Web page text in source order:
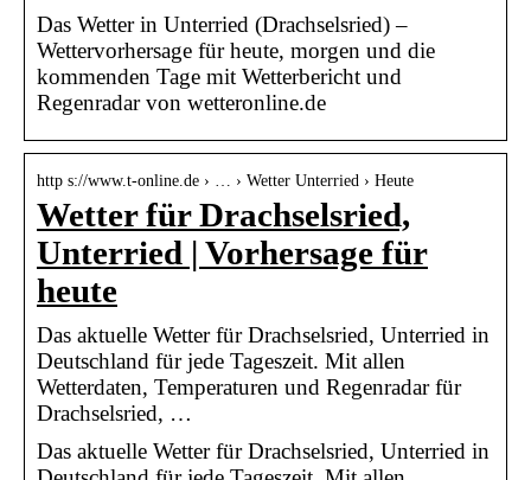
Das Wetter in Unterried (Drachselsried) –
Wettervorhersage für heute, morgen und die
kommenden Tage mit Wetterbericht und
Regenradar von wetteronline.de
http s://www.t-online.de › … › Wetter Unterried › Heute
Wetter für Drachselsried,
Unterried | Vorhersage für
heute
Das aktuelle Wetter für Drachselsried, Unterried in
Deutschland für jede Tageszeit. Mit allen
Wetterdaten, Temperaturen und Regenradar für
Drachselsried, …
Das aktuelle Wetter für Drachselsried, Unterried in